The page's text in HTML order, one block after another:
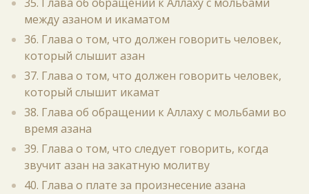
между азаном и икаматом
36. Глава о том, что должен говорить человек,
который слышит азан
37. Глава о том, что должен говорить человек,
который слышит икамат
38. Глава об обращении к Аллаху с мольбами во
время азана
39. Глава о том, что следует говорить, когда
звучит азан на закатную молитву
40. Глава о плате за произнесение азана